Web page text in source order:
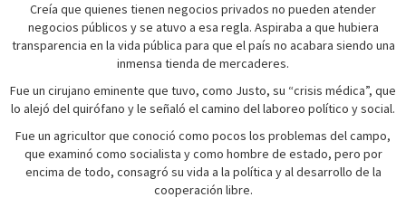
Creía que quienes tienen negocios privados no pueden atender
negocios públicos y se atuvo a esa regla. Aspiraba a que hubiera
transparencia en la vida pública para que el país no acabara siendo una
inmensa tienda de mercaderes.
Fue un cirujano eminente que tuvo, como Justo, su “crisis médica”, que
lo alejó del quirófano y le señaló el camino del laboreo político y social.
Fue un agricultor que conoció como pocos los problemas del campo,
que examinó como socialista y como hombre de estado, pero por
encima de todo, consagró su vida a la política y al desarrollo de la
cooperación libre.